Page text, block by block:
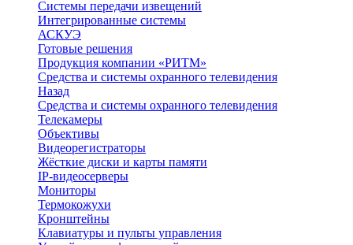
Системы передачи извещений
Интегрированные системы
АСКУЭ
Готовые решения
Продукция компании «РИТМ»
Средства и системы охранного телевидения
Назад
Средства и системы охранного телевидения
Телекамеры
Объективы
Видеорегистраторы
Жёсткие диски и карты памяти
IP-видеосерверы
Мониторы
Термокожухи
Кронштейны
Клавиатуры и пульты управления